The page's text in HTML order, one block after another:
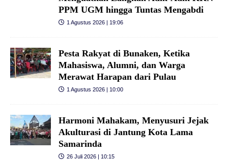
PPM UGM hingga Tuntas Mengabdi
1 Agustus 2026 | 19:06
Pesta Rakyat di Bunaken, Ketika
Mahasiswa, Alumni, dan Warga
Merawat Harapan dari Pulau
1 Agustus 2026 | 10:00
Harmoni Mahakam, Menyusuri Jejak
Akulturasi di Jantung Kota Lama
Samarinda
26 Juli 2026 | 10:15